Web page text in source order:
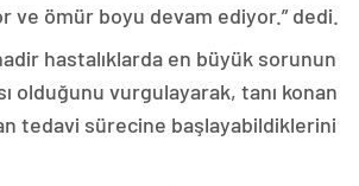
ve ömür boyu devam ediyor.” dedi.
hastalıklarda en büyük sorunun
olduğunu vurgulayarak, tanı konan
tedavi sürecine başlayabildiklerini